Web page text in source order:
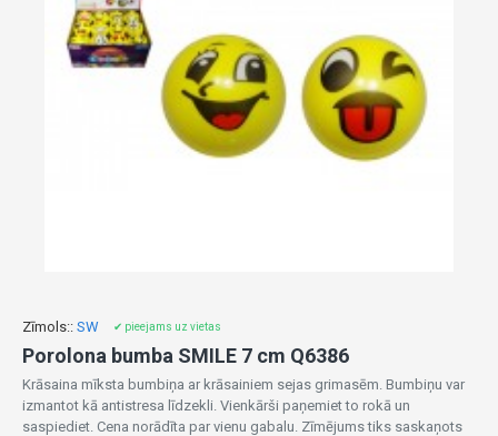
Zīmols:: SW ✔ pieejams uz vietas
Porolona bumba SMILE 7 cm Q6386
Krāsaina mīksta bumbiņa ar krāsainiem sejas grimasēm. Bumbiņu var
izmantot kā antistresa līdzekli. Vienkārši paņemiet to rokā un
saspiediet. Cena norādīta par vienu gabalu. Zīmējums tiks saskaņots